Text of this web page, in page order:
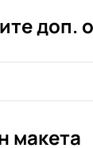
доп.
макета